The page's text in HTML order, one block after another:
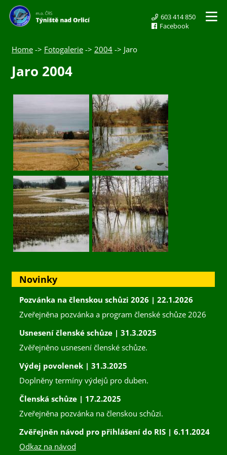
603 414 850
Facebook
Home-> Fotogalerie-> 2004-> Jaro
Jaro 2004
Novinky
Pozvánka na členskou schůzi 2026 | 22.1.2026
Zveřejněna pozvánka a program členské schůze 2026
Usnesení členské schůze | 31.3.2025
Zvěřejněno usnesení členské schůze.
Výdej povolenek | 31.3.2025
Doplněny termíny výdejů pro duben.
Členská schůze | 17.2.2025
Zveřejněna pozvánka na členskou schůzi.
Zvěřejněn návod pro přihlášení do RIS | 6.11.2024
Odkaz na návod